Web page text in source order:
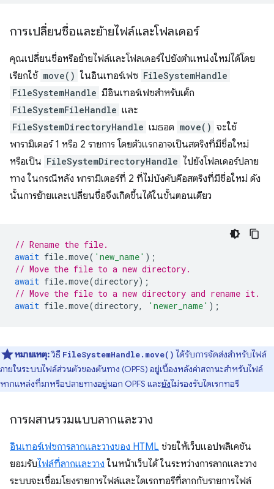
การเปลี่ยนชื่อและย้ายไฟล์และโฟลเดอร์
คุณเปลี่ยนชื่อหรือย้ายไฟล์และโฟลเดอร์ไปยังตำแหน่งใหม่ได้โดย
เรียกใช้ move() ในอินเทอร์เฟซ FileSystemHandle
FileSystemHandle มีอินเทอร์เฟซสำหรับเด็ก
FileSystemFileHandle และ
FileSystemDirectoryHandle เมธอด move() จะใช้
พารามิเตอร์ 1 หรือ 2 รายการ โดยตัวแรกอาจเป็นสตริงที่มีชื่อใหม่
หรือเป็น FileSystemDirectoryHandle ไปยังโฟลเดอร์ปลาย
ทาง ในกรณีหลัง พารามิเตอร์ที่ 2 ที่ไม่บังคับคือสตริงที่มีชื่อใหม่ ดัง
นั้นการย้ายและเปลี่ยนชื่อจึงเกิดขึ้นได้ในขั้นตอนเดียว
// Rename the file.
await file.move( 'new_name' );
// Move the file to a new directory.
await file.move(directory);
// Move the file to a new directory and rename it.
await file.move(directory, 'newer_name' );
หมายเหตุ:วิธี FileSystemHandle.move() ได้รับการจัดส่งสำหรับไฟล์
ภายในระบบไฟล์ส่วนตัวของต้นทาง (OPFS) อยู่เบื้องหลังค่าสถานะสำหรับไฟล์
หากแหล่งที่มาหรือปลายทางอยู่นอก OPFS และยังไม่รองรับไดเรกทอรี
การผสานรวมแบบลากและวาง
อินเทอร์เฟซการลากและวางของ HTML ช่วยให้เว็บแอปพลิเคชัน
ยอมรับไฟล์ที่ลากและวาง ในหน้าเว็บได้ ในระหว่างการลากและวาง
ระบบจะเชื่อมโยงรายการไฟล์และไดเรกทอรีที่ลากกับรายการไฟล์